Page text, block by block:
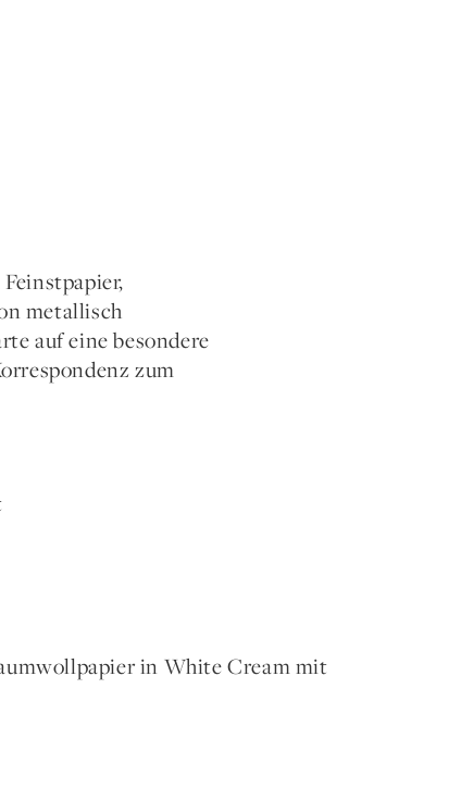
metallisch
auf eine besondere
zum
in White Cream mit